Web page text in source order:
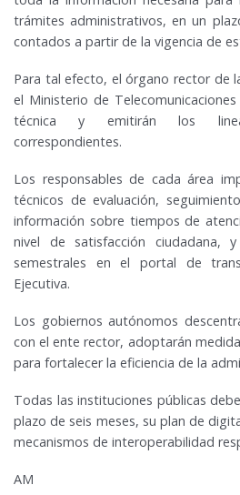
trámites administrativos, en un
contados a partir de la vigencia de
Para tal efecto, el órgano rector de
el Ministerio de
técnica y emitirán los
correspondientes.
Los responsables de cada área
técnicos de evaluación,
información sobre tiempos de
nivel de satisfacción ciudadana,
semestrales en el portal de
Ejecutiva.
Los gobiernos autónomos
con el ente rector, adoptarán
para fortalecer la eficiencia de la
Todas las instituciones públicas
plazo de seis meses, su plan de
mecanismos de interoperabilidad
AM